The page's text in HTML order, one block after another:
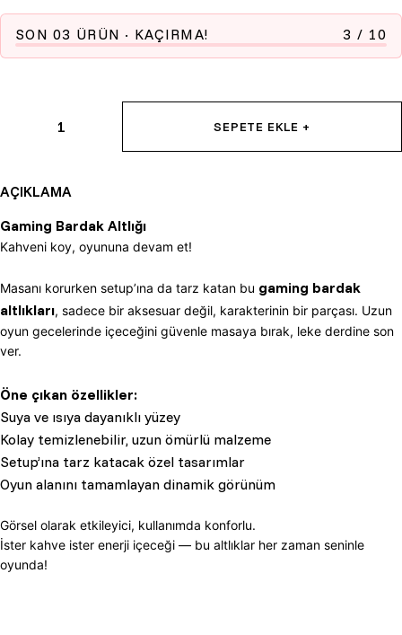
SON 03 ÜRÜN · KAÇIRMA! 3 / 10
1 SEPETE EKLE +
AÇIKLAMA
Gaming Bardak Altlığı
Kahveni koy, oyununa devam et!
Masanı korurken setup’ına da tarz katan bu gaming bardak
altlıkları, sadece bir aksesuar değil, karakterinin bir parçası. Uzun
oyun gecelerinde içeceğini güvenle masaya bırak, leke derdine son
ver.
Öne çıkan özellikler:
Suya ve ısıya dayanıklı yüzey
Kolay temizlenebilir, uzun ömürlü malzeme
Setup’ına tarz katacak özel tasarımlar
Oyun alanını tamamlayan dinamik görünüm
Görsel olarak etkileyici, kullanımda konforlu.
İster kahve ister enerji içeceği — bu altlıklar her zaman seninle
oyunda!